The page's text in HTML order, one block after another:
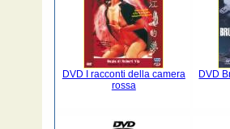
DVD I racconti della camera
rossa
DVD